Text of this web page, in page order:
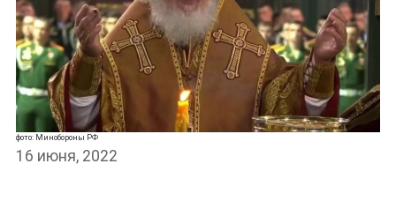
фото: Минобороны РФ
16 июня, 2022